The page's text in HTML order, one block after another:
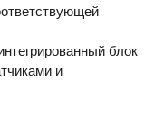
блок
и